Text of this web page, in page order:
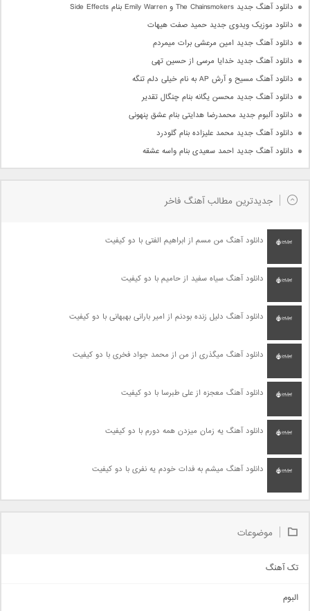
دانلود آهنگ جدید The Chainsmokers و Emily Warren بنام Side Effects
دانلود موزیک ویدوی جدید حمید صفت هیهات
دانلود آهنگ جدید امین مرعشی برات میمردم
دانلود آهنگ جدید خدایا مرسی از حسین تهی
دانلود آهنگ مسیح و آرش AP به نام خیلی دلم تنگه
دانلود آهنگ جدید محسن یگانه بنام چنگال تقدیر
دانلود آلبوم جدید محمدرضا هدایتی بنام عشق پنهونی
دانلود آهنگ جدید محمد علیزاده بنام گلودرد
دانلود آهنگ جدید احمد سعیدی بنام واسه عشقه
جدیدترین مطالب آهنگ فاخر
دانلود آهنگ من مسم از ابراهیم الفتی با دو کیفیت
دانلود آهنگ سیاه سفید از حامیم با دو کیفیت
دانلود آهنگ دلیل زنده بودنم از امیر بارانی بهبهانی با دو کیفیت
دانلود آهنگ میگذری از من از محمد جواد فخری با دو کیفیت
دانلود آهنگ معجزه از علی طبرسا با دو کیفیت
دانلود آهنگ یه زمان میزدن همه دورم با دو کیفیت
دانلود آهنگ میشم به فدات خودم یه نفری با دو کیفیت
موضوعات
تک آهنگ
البوم